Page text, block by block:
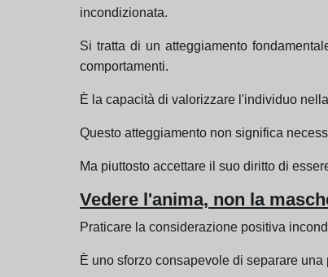
incondizionata.
Si tratta di un atteggiamento
comportamenti.
È la capacità di valorizzare l'individuo
Questo atteggiamento non significa
Ma piuttosto accettare il suo diritto di
Vedere l'anima, non la
Praticare la considerazione positiva
È uno sforzo consapevole di separare